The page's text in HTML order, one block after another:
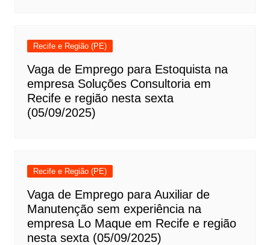
Recife e Região (PE)
Vaga de Emprego para Estoquista na
empresa Soluções Consultoria em
Recife e região nesta sexta
(05/09/2025)
Recife e Região (PE)
Vaga de Emprego para Auxiliar de
Manutenção sem experiência na
empresa Lo Maque em Recife e região
nesta sexta (05/09/2025)